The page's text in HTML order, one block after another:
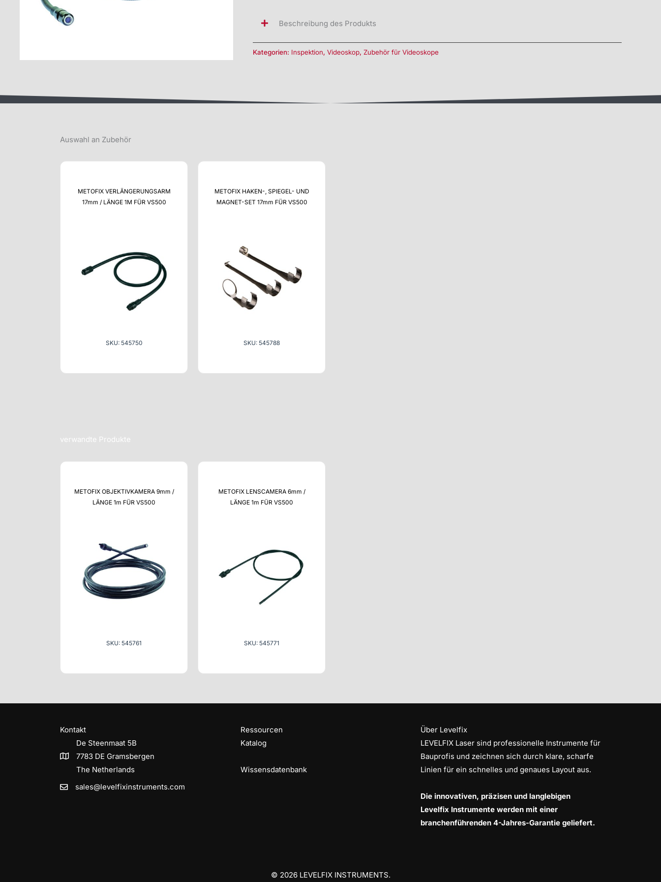
Beschreibung des Produkts
Kategorien: Inspektion, Videoskop, Zubehör für Videoskope
Auswahl an Zubehör
METOFIX VERLÄNGERUNGSARM
17mm / LÄNGE 1M FÜR VS500
SKU: 545750
METOFIX HAKEN-, SPIEGEL- UND
MAGNET-SET 17mm FÜR VS500
SKU: 545788
verwandte Produkte
METOFIX OBJEKTIVKAMERA 9mm /
LÄNGE 1m FÜR VS500
SKU: 545761
METOFIX LENSCAMERA 6mm /
LÄNGE 1m FÜR VS500
SKU: 545771
Kontakt
De Steenmaat 5B
7783 DE Gramsbergen
The Netherlands
sales@levelfixinstruments.com
Ressourcen
Katalog
Wissensdatenbank
Über Levelfix
LEVELFIX Laser sind professionelle Instrumente für
Bauprofis und zeichnen sich durch klare, scharfe
Linien für ein schnelles und genaues Layout aus.
Die innovativen, präzisen und langlebigen
Levelfix Instrumente werden mit einer
branchenführenden 4-Jahres-Garantie geliefert.
© 2026 LEVELFIX INSTRUMENTS.